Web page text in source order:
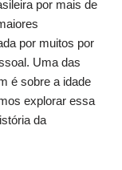
por mais de
por muitos por
Uma das
é sobre a idade
explorar essa
da